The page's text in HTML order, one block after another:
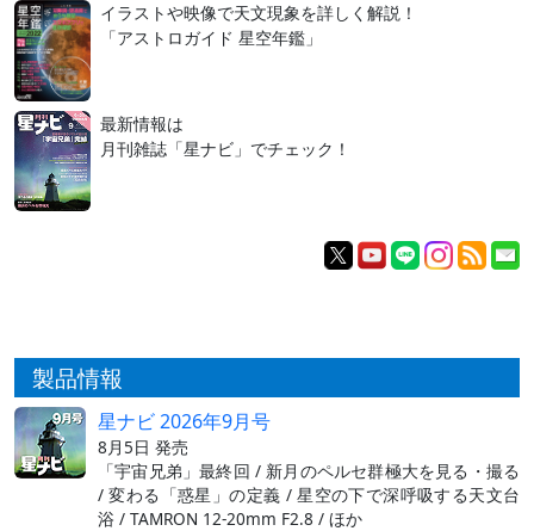
イラストや映像で天文現象を詳しく解説！
「アストロガイド 星空年鑑」
最新情報は
月刊雑誌「星ナビ」でチェック！
製品情報
星ナビ 2026年9月号
8月5日 発売
「宇宙兄弟」最終回 / 新月のペルセ群極大を見る・撮る
/ 変わる「惑星」の定義 / 星空の下で深呼吸する天文台
浴 / TAMRON 12-20mm F2.8 / ほか